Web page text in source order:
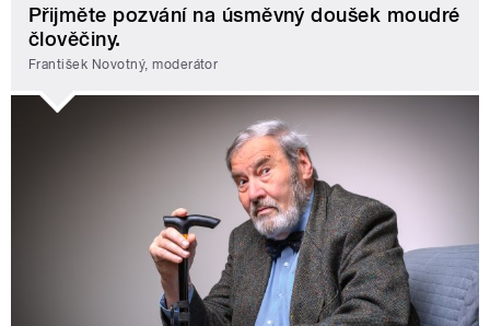
Přijměte pozvání na úsměvný doušek moudré
člověčiny.
František Novotný, moderátor